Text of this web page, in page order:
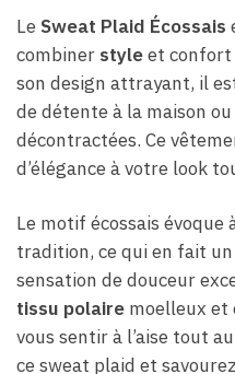
Le Sweat Plaid Écossais
combiner styleet confort
son design attrayant, il
de détente à la maison
décontractées. Ce
d’élégance à votre look
Le motif écossais évoque
tradition, ce qui en fait
sensation de douceur
tissu polaire moelleux et
vous sentir à l’aise tout
ce sweat plaid et